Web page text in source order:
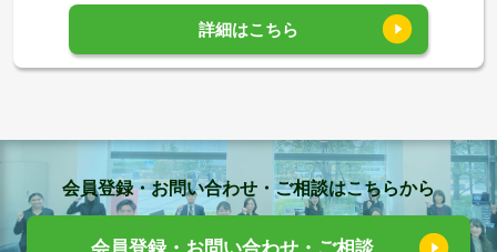
詳細はこちら
会員登録・お問い合わせ・ご相談はこちらから
会員登録・お問い合わせ・ご相談